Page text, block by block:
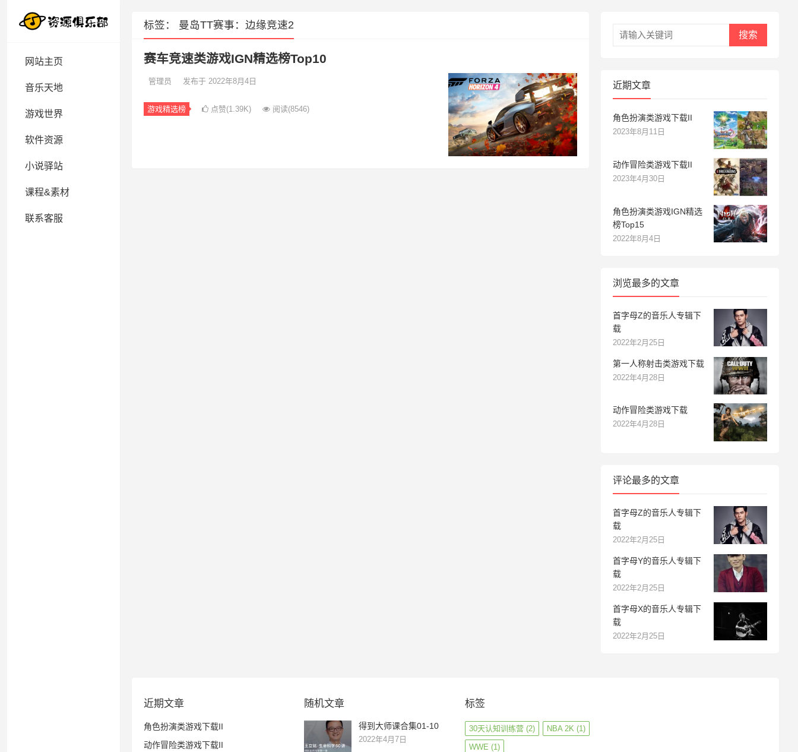
网站主页
音乐天地
游戏世界
软件资源
小说驿站
课程&素材
联系客服
标签： 曼岛TT赛事：边缘竞速2
赛车竞速类游戏IGN精选榜Top10
管理员 发布于 2022年8月4日
游戏精选榜 点赞(1.39K) 阅读(8546)
搜索
近期文章
角色扮演类游戏下载II
2023年8月11日
动作冒险类游戏下载II
2023年4月30日
角色扮演类游戏IGN精选
榜Top15
2022年8月4日
浏览最多的文章
首字母Z的音乐人专辑下
载
2022年2月25日
第一人称射击类游戏下载
2022年4月28日
动作冒险类游戏下载
2022年4月28日
评论最多的文章
首字母Z的音乐人专辑下
载
2022年2月25日
首字母Y的音乐人专辑下
载
2022年2月25日
首字母X的音乐人专辑下
载
2022年2月25日
近期文章
角色扮演类游戏下载II
动作冒险类游戏下载II
随机文章
得到大师课合集01-10
2022年4月7日
标签
30天认知训练营(2) NBA 2K(1)
WWE (1)